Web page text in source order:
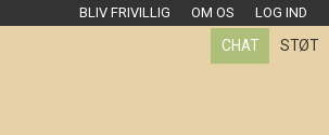
CHAT STØT
BLIV FRIVILLIG OM OS LOG IND